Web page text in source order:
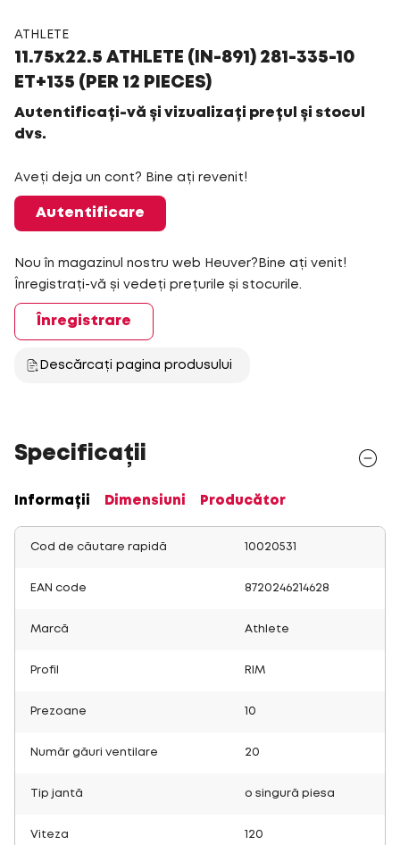
ATHLETE
11.75x22.5 ATHLETE (IN-891) 281-335-10
ET+135 (PER 12 PIECES)
Autentificați-vă și vizualizați prețul și stocul
dvs.
Aveți deja un cont? Bine ați revenit!
Autentificare
Nou în magazinul nostru web Heuver?Bine ați venit!
Înregistrați-vă și vedeți prețurile și stocurile.
Înregistrare
Descărcați pagina produsului
Specificații
Informații Dimensiuni Producător
Cod de căutare rapidă 10020531
EAN code 8720246214628
Marcă Athlete
Profil RIM
Prezoane 10
Număr găuri ventilare 20
Tip jantă o singură piesa
Viteza 120